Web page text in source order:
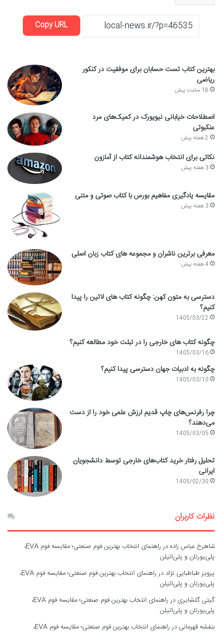
Copy URL
بهترین کتاب تست حسابان برای موفقیت در کنکور
ریاضی
18 ساعت پیش
اصطلاحات خیابانی نیویورک در کمیک‌های مرد
عنکبوتی
2 هفته پیش
نکاتی برای انتخاب هوشمندانه کتاب از آمازون
3 هفته پیش
مقایسه یادگیری مفاهیم بورس با کتاب صوتی و متنی
3 هفته پیش
معرفی برترین ناشران و مجموعه های کتاب زبان اصلی
4 هفته پیش
دسترسی به متون کهن: چگونه کتاب های لاتین را پیدا
کنیم؟
1405/03/22
چگونه کتاب های خارجی را در تبلت خود مطالعه کنیم؟
1405/03/16
چگونه به ادبیات جهان دسترسی پیدا کنیم؟
1405/03/10
چرا رفرنس‌های چاپ قدیم ارزش علمی خود را از دست
می‌دهند؟
1405/03/05
تحلیل رفتار خرید کتاب‌های خارجی توسط دانشجویان
ایرانی
1405/02/30
نظرات کاربران
شاهرخ عباس زادهدر
راهنمای انتخاب بهترین فوم صنعتی؛ مقایسه فوم EVA،
پلی‌یورتان و پلی‌اتیلن
پرویز طباطبایی نژاد در
راهنمای انتخاب بهترین فوم صنعتی؛ مقایسه فوم EVA،
پلی‌یورتان و پلی‌اتیلن
گیتی گلشایری در
راهنمای انتخاب بهترین فوم صنعتی؛ مقایسه فوم EVA،
پلی‌یورتان و پلی‌اتیلن
بنفشه قهرمانی در
راهنمای انتخاب بهترین فوم صنعتی؛ مقایسه فوم EVA،